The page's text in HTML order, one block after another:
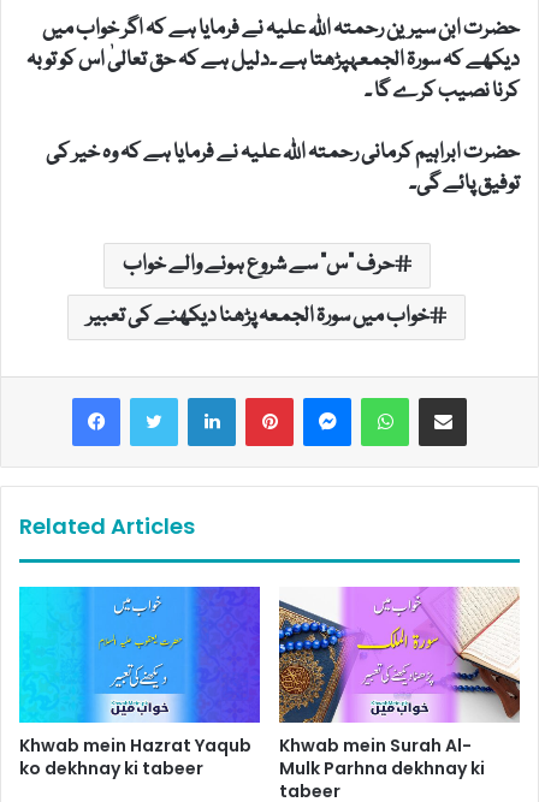
حضرت ابن سیرین رحمتہ اللہ علیہ نے فرمایا ہے کہ اگر خواب میں
دیکھے کہ سورۃ الجمعہپڑھتا ہے ۔دلیل ہے کہ حق تعالیٰ اس کو توبہ
کرنا نصیب کرے گا ۔
حضرت ابراہیم کرمانی رحمتہ اللہ علیہ نے فرمایا ہے کہ وہ خیر کی
توفیق پائے گی۔
حرف "س" سے شروع ہونے والے خواب
خواب میں سورۃ الجمعہ پڑھنا دیکھنے کی تعبیر
LinkedInPinterestMessengerWhatsAppShare via Email
Related Articles
Khwab mein Hazrat Yaqub
ko dekhnay ki tabeer
Khwab mein Surah Al-
Mulk Parhna dekhnay ki
tabeer